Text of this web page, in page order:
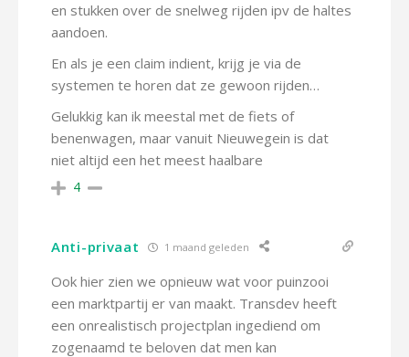
en stukken over de snelweg rijden ipv de haltes
aandoen.
En als je een claim indient, krijg je via de
systemen te horen dat ze gewoon rijden…
Gelukkig kan ik meestal met de fiets of
benenwagen, maar vanuit Nieuwegein is dat
niet altijd een het meest haalbare
4
Anti-privaat 1 maand geleden
Ook hier zien we opnieuw wat voor puinzooi
een marktpartij er van maakt. Transdev heeft
een onrealistisch projectplan ingediend om
zogenaamd te beloven dat men kan